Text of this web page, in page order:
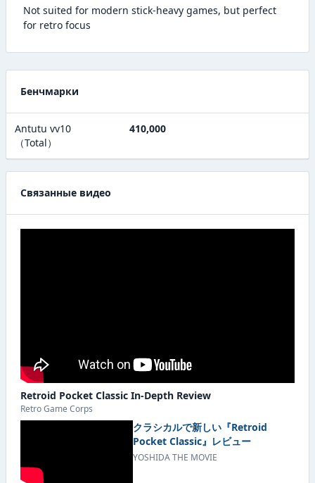
Not suited for modern stick-heavy games, but perfect
for retro focus
Бенчмарки
Antutu vv10
（Total）
410,000
Связанные видео
Retroid Pocket Classic In-Depth Review
Retro Game Corps
クラシカルで新しい『Retroid
Pocket Classic』レビュー
YOSHIDA THE MOVIE